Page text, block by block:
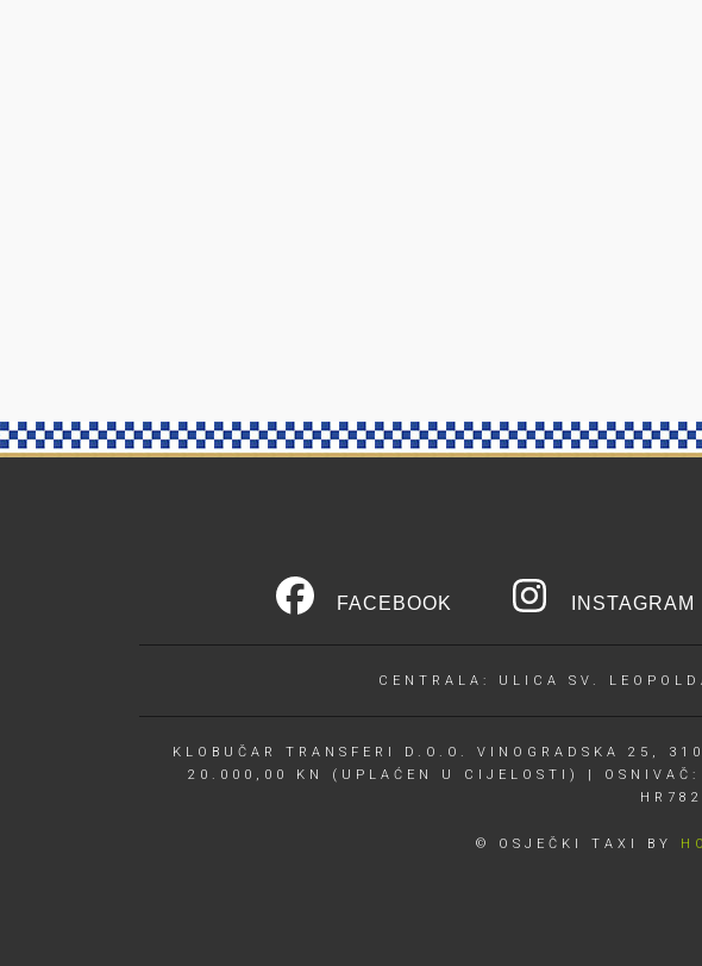
FACEBOOK INSTAGRAM
CENTRALA: ULICA SV.
KLOBUČAR TRANSFERI D.O.O. VINOGRADSKA 25,
20.000,00 KN (UPLAĆEN U CIJELOSTI) |
© OSJEČKI TAXI BY